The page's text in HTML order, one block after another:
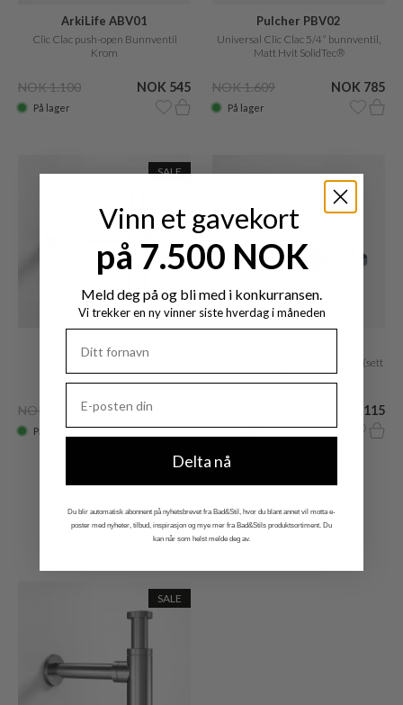
ArkiLife ABV01
Clic Clac push-open Bunnventil
Krom
NOK 1.100 NOK 545
På lager
Pulcher PBV02
Universal Clic Clac 5/4“ bunnventil,
Matt Hvit SolidTec®
NOK 1.609 NOK 785
På lager
SALE
NOK 2.635 NOK 1.285
På lager
Monteringsbolter 10 x 140 mm. (sett
med 2)
NOK 115
På lager
YTTERLIGERE
INSPIRASJON
SALE
Vinn et gavekort
på 7.500 NOK
Meld deg på og bli med i konkurransen.
Vi trekker en ny vinner siste hverdag i måneden
Delta nå
Du blir automatisk abonnent på nyhetsbrevet fra Bad&Stil, hvor du blant annet vil motta e-
poster med nyheter, tilbud, inspirasjon og mye mer fra Bad&Stils produktsortiment. Du
kan når som helst melde deg av.